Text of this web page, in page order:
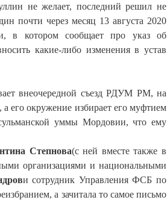
не желает, последний решил не
почти через месяц 13 августа 2020
в котором сообщает про указ об
какие-либо изменения в устав
внеочередной съезд РДУМ РМ, на
его окружение избирает его муфтием
уммы Мордовии, что ему
Степнова(с ней вместе также в
организациями и национальными
и сотрудник Управления ФСБ по
а зачитала то самое письмо